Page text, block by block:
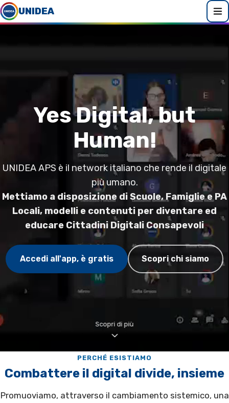
UNIDEA
Yes Digital, but
Human!
UNIDEA APS è il network italiano che rende il digitale
più umano.
Mettiamo a disposizione di Scuole, Famiglie e PA
Locali, modelli e contenuti per diventare ed
educare Cittadini Digitali Consapevoli
Accedi all'app, è gratis Scopri chi siamo
Scopri di più
PERCHÉ ESISTIAMO
Combattere il digital divide, insieme
Promuoviamo, attraverso il cambiamento sistemico, una